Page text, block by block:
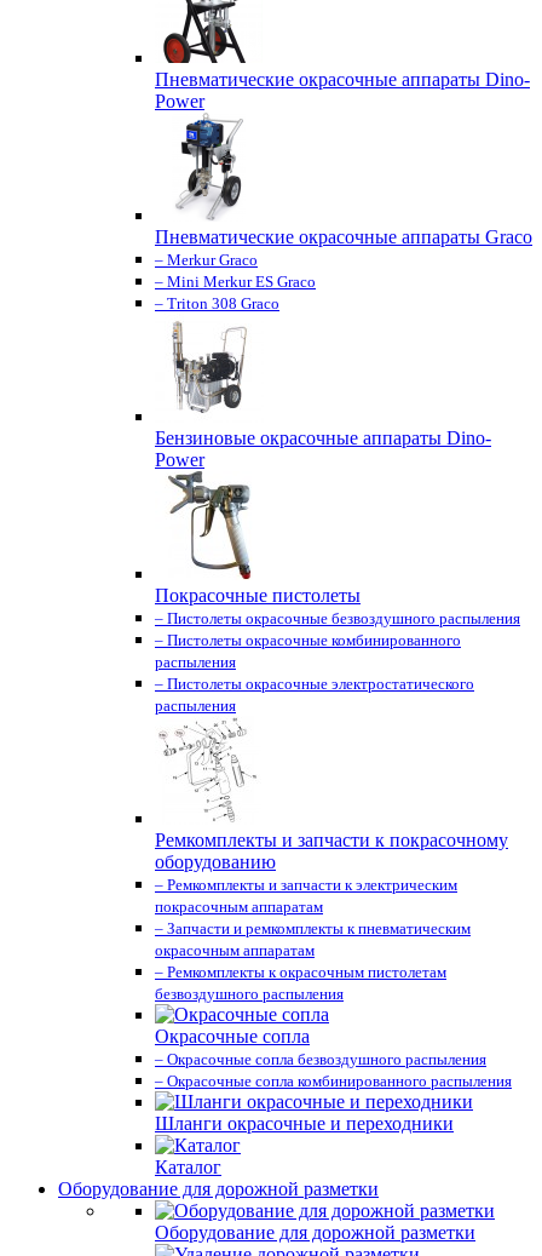
Пневматические окрасочные аппараты Dino-
Power
Пневматические окрасочные аппараты Graco
– Merkur Graco
– Mini Merkur ES Graco
– Triton 308 Graco
Бензиновые окрасочные аппараты Dino-
Power
Покрасочные пистолеты
– Пистолеты окрасочные безвоздушного распыления
– Пистолеты окрасочные комбинированного
распыления
– Пистолеты окрасочные электростатического
распыления
Ремкомплекты и запчасти к покрасочному
оборудованию
– Ремкомплекты и запчасти к электрическим
покрасочным аппаратам
– Запчасти и ремкомплекты к пневматическим
окрасочным аппаратам
– Ремкомплекты к окрасочным пистолетам
безвоздушного распыления
Окрасочные сопла
– Окрасочные сопла безвоздушного распыления
– Окрасочные сопла комбинированного распыления
Шланги окрасочные и переходники
Каталог
Оборудование для дорожной разметки
Оборудование для дорожной разметки